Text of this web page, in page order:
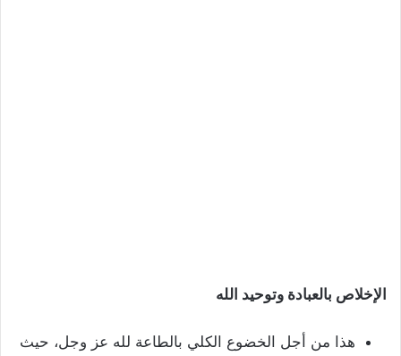
الإخلاص بالعبادة وتوحيد الله
هذا من أجل الخضوع الكلي بالطاعة لله عز وجل، حيث